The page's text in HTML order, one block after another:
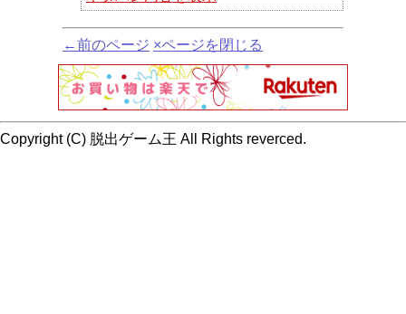
←前のページ ×ページを閉じる
Copyright (C) 脱出ゲーム王 All Rights reverced.